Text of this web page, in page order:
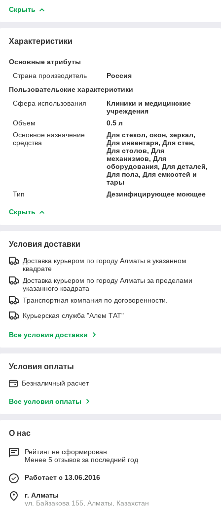
Скрыть
Характеристики
Основные атрибуты
Страна производитель
Россия
Пользовательские характеристики
Сфера использования
Клиники и медицинские
учреждения
Объем
0.5 л
Основное назначение
средства
Для стекол, окон, зеркал,
Для инвентаря, Для стен,
Для столов, Для
механизмов, Для
оборудования, Для деталей,
Для пола, Для емкостей и
тары
Тип
Дезинфицирующее моющее
Скрыть
Условия доставки
Доставка курьером по городу Алматы в указанном
квадрате
Доставка курьером по городу Алматы за пределами
указанного квадрата
Транспортная компания по договоренности.
Курьерская служба "Алем ТАТ"
Все условия доставки
Условия оплаты
Безналичный расчет
Все условия оплаты
О нас
Рейтинг не сформирован
Менее 5 отзывов за последний год
Работает с 13.06.2016
г. Алматы
ул. Байзакова 155, Алматы, Казахстан